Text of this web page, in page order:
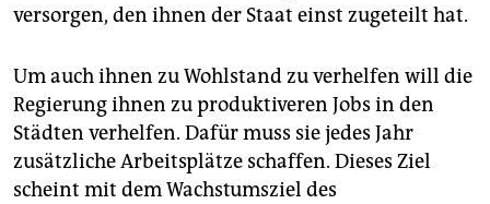
versorgen, den ihnen der Staat einst zugeteilt hat.
Um auch ihnen zu Wohlstand zu verhelfen will die
Regierung ihnen zu produktiveren Jobs in den
Städten verhelfen. Dafür muss sie jedes Jahr
zusätzliche Arbeitsplätze schaffen. Dieses Ziel
scheint mit dem Wachstumsziel des